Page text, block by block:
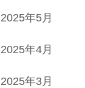
2025年5月
2025年4月
2025年3月